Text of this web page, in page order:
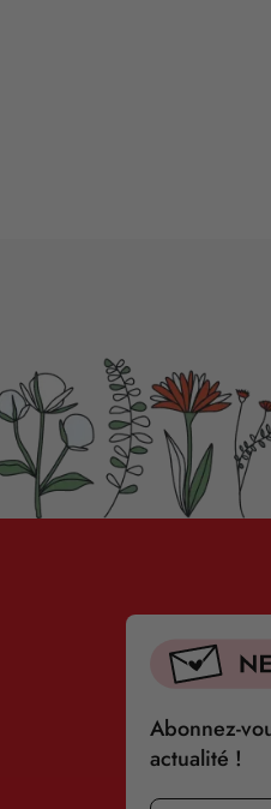
Abonnez-
actualité !